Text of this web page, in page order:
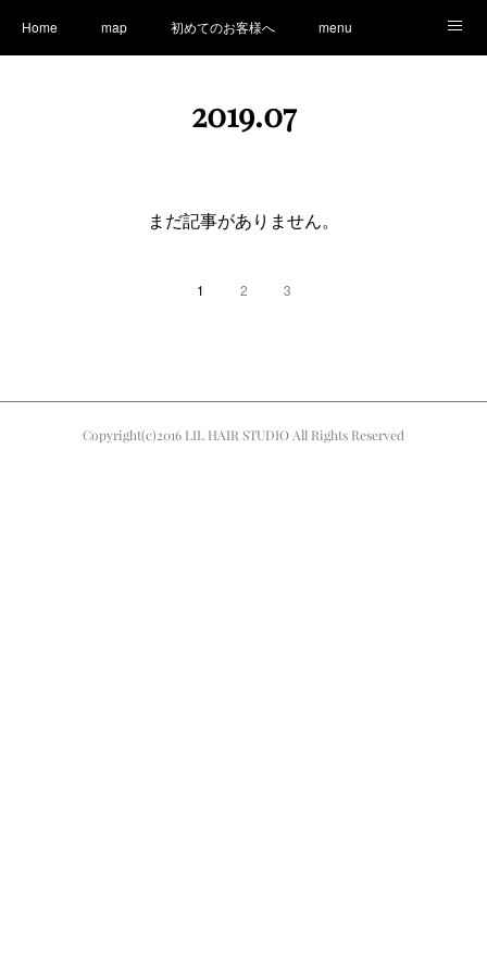
Home map 初めてのお客様へ menu
2019.07
まだ記事がありません。
1 2 3
Copyright(c)2016 LIL HAIR STUDIO All Rights Reserved